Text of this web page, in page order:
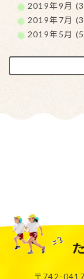
2019年9月
2019年7月
2019年5月
〒742-0417